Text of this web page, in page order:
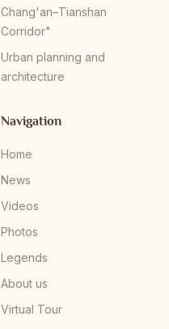
Chang'an–Tianshan
Corridor"
Urban planning and
architecture
Navigation
Home
News
Videos
Photos
Legends
About us
Virtual Tour